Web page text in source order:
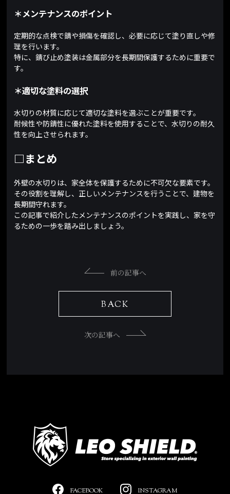
＊メンテナンスのポイント
定期的な点検で錆や損傷を確認し、必要に応じて塗り直しや修
理を行います。
特に、錆び止め塗装は金属部分を長期間保護するために重要で
す。
＊適切な塗料の選択
水切りの材質に応じて適切な塗料を選ぶことが重要です。
耐候性や防錆性に優れた塗料を使用することで、水切りの耐久
性を向上させられます。
□まとめ
外壁の水切りは、家全体を保護するために不可欠な要素です。
その役割を理解し、正しいメンテナンスを行うことで、建物を
長期間守れます。
この記事で紹介したメンテナンスのポイントを実践し、家を守
るための一歩を踏み出しましょう。
前の記事へ
BACK
次の記事へ
FACEBOOK INSTAGRAM